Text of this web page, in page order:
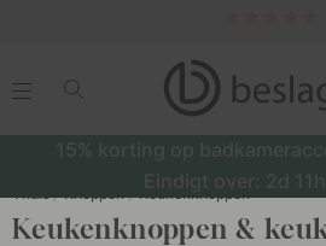
15% korting op
Eindigt over: 2d 11h
Thuis Knoppen Keukenknoppen
Keukenknoppen &